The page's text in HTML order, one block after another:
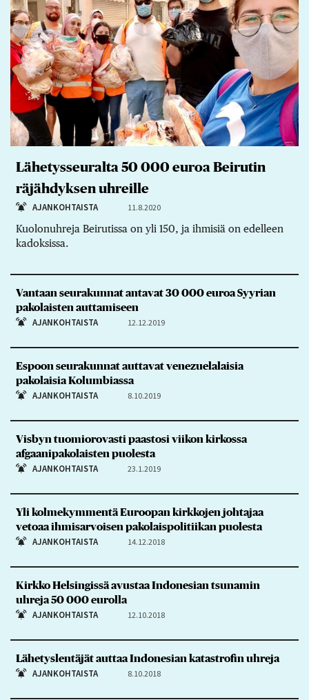
Lähetysseuralta 50 000 euroa Beirutin
räjähdyksen uhreille
AJANKOHTAISTA 11.8.2020
Kuolonuhreja Beirutissa on yli 150, ja ihmisiä on edelleen
kadoksissa.
Vantaan seurakunnat antavat 30 000 euroa Syyrian
pakolaisten auttamiseen
AJANKOHTAISTA 12.12.2019
Espoon seurakunnat auttavat venezuelalaisia
pakolaisia Kolumbiassa
AJANKOHTAISTA 8.10.2019
Visbyn tuomiorovasti paastosi viikon kirkossa
afgaanipakolaisten puolesta
AJANKOHTAISTA 23.1.2019
Yli kolmekymmentä Euroopan kirkkojen johtajaa
vetoaa ihmisarvoisen pakolaispolitiikan puolesta
AJANKOHTAISTA 14.12.2018
Kirkko Helsingissä avustaa Indonesian tsunamin
uhreja 50 000 eurolla
AJANKOHTAISTA 12.10.2018
Lähetyslentäjät auttaa Indonesian katastrofin uhreja
AJANKOHTAISTA 8.10.2018